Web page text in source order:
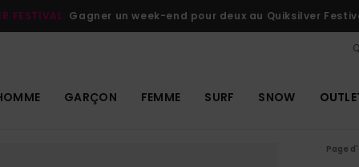
FESTIVAL Gagner un week-end pour deux au Quiksilver
GARÇON FEMME SURF SNOW
Page